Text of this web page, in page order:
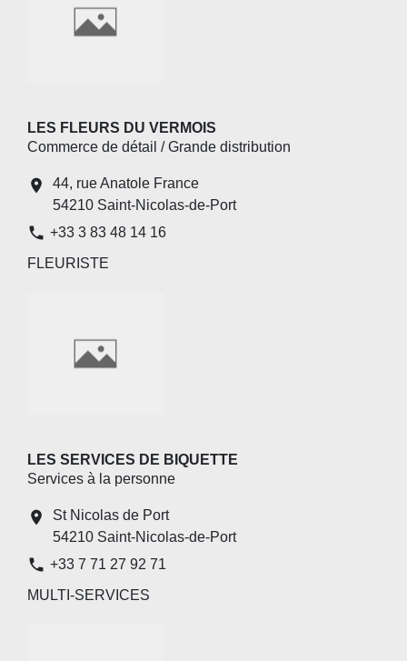
LES FLEURS DU VERMOIS
Commerce de détail / Grande distribution
location_on
44, rue Anatole France
54210 Saint-Nicolas-de-Port
phone +33 3 83 48 14 16
FLEURISTE
LES SERVICES DE BIQUETTE
Services à la personne
location_on
St Nicolas de Port
54210 Saint-Nicolas-de-Port
phone +33 7 71 27 92 71
MULTI-SERVICES